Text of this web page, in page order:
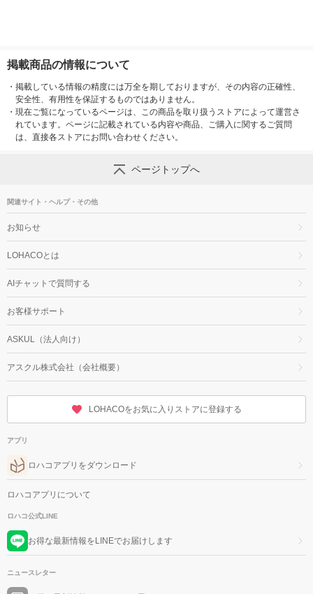
掲載商品の情報について
・ 掲載している情報の精度には万全を期しておりますが、その内容の正確性、
安全性、有用性を保証するものではありません。
・ 現在ご覧になっているページは、この商品を取り扱うストアによって運営さ
れています。ページに記載されている内容や商品、ご購入に関するご質問
は、直接各ストアにお問い合わせください。
ページトップへ
関連サイト・ヘルプ・その他
お知らせ
LOHACOとは
AIチャットで質問する
お客様サポート
ASKUL（法人向け）
アスクル株式会社（会社概要）
LOHACOをお気に入りストアに登録する
アプリ
ロハコアプリをダウンロード
ロハコアプリについて
ロハコ公式LINE
お得な最新情報をLINEでお届けします
ニュースレター